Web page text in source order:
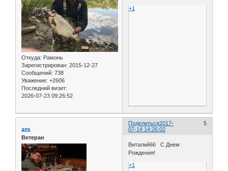
Откуда: Рамонь
Зарегистрирован: 2015-12-27
Сообщений: 738
Уважение: +2606
Последний визит:
2026-07-23 09:26:52
+1
Поделиться 5
2017-
07-14 14:26:02
ats
Ветеран
Виталий66 С Днем
Рождения!
+1